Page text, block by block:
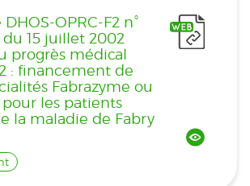
OPRC-F2 n°
15 juillet 2002
progrès médical
: financement de
Fabrazyme ou
pour les patients
la maladie de Fabry